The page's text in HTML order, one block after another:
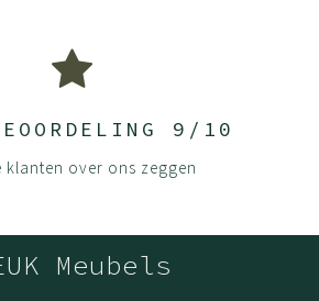
samengeperst. De platen worden
kwaliteit melamine waardoor
UV straling zal de kleur van
9/10
klanten over ons zeggen
Meubels